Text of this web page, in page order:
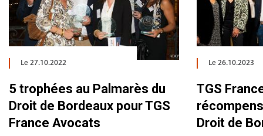
Le 27.10.2022
5 trophées au Palmarès du
Droit de Bordeaux pour TGS
France Avocats
Le 26.10.2023
TGS
Droit de